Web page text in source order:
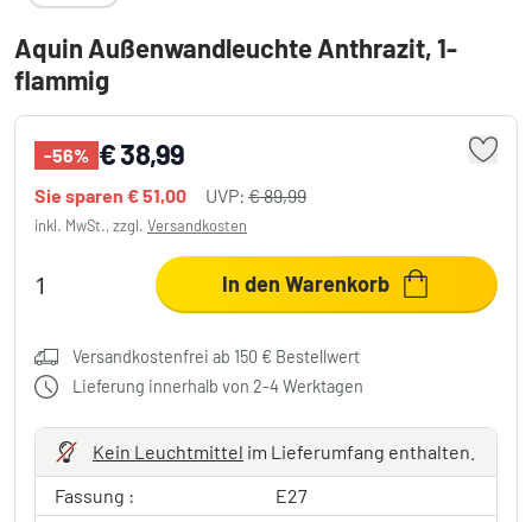
Aquin Außenwandleuchte Anthrazit, 1-
flammig
-56% € 38,99
Sie sparen € 51,00 UVP: € 89,99
inkl. MwSt., zzgl. Versandkosten
In den Warenkorb
Versandkostenfrei ab 150 € Bestellwert
Lieferung innerhalb von 2-4 Werktagen
Kein Leuchtmittel im Lieferumfang enthalten.
Fassung :
E27